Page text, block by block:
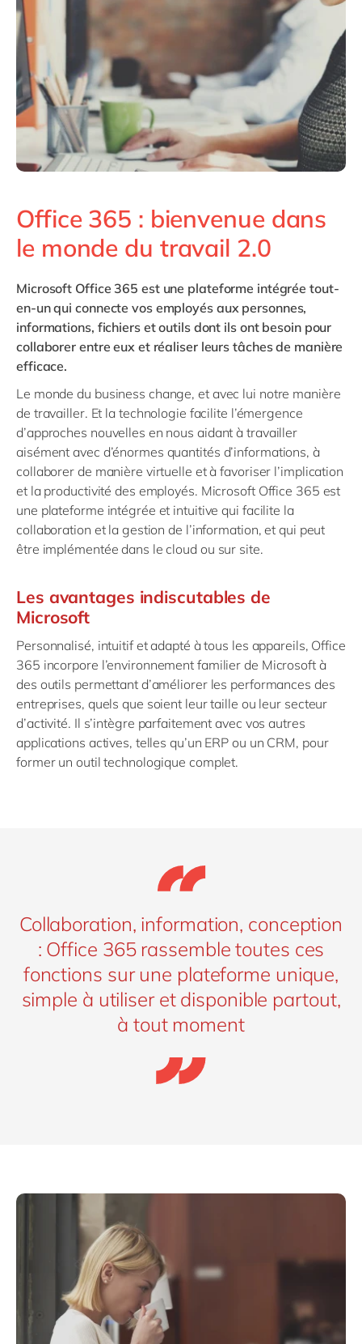
Philippines
en
Singapore
en
Switzerland
en
UK & Ireland
en
USA & Canada
en
Office 365 : bienvenue dans
le monde du travail 2.0
Microsoft Office 365 est une plateforme intégrée tout-
en-un qui connecte vos employés aux personnes,
informations, fichiers et outils dont ils ont besoin pour
collaborer entre eux et réaliser leurs tâches de manière
efficace.
Le monde du business change, et avec lui notre manière
de travailler. Et la technologie facilite l’émergence
d’approches nouvelles en nous aidant à travailler
aisément avec d’énormes quantités d’informations, à
collaborer de manière virtuelle et à favoriser l’implication
et la productivité des employés. Microsoft Office 365 est
une plateforme intégrée et intuitive qui facilite la
collaboration et la gestion de l’information, et qui peut
être implémentée dans le cloud ou sur site.
Les avantages indiscutables de
Microsoft
Personnalisé, intuitif et adapté à tous les appareils, Office
365 incorpore l’environnement familier de Microsoft à
des outils permettant d’améliorer les performances des
entreprises, quels que soient leur taille ou leur secteur
d’activité. Il s’intègre parfaitement avec vos autres
applications actives, telles qu’un ERP ou un CRM, pour
former un outil technologique complet.
Collaboration, information, conception
: Office 365 rassemble toutes ces
fonctions sur une plateforme unique,
simple à utiliser et disponible partout,
à tout moment